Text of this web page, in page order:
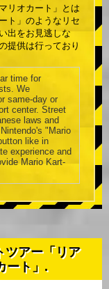
リオカート」とは
ト」のようなリセ
出をお見逃しな
提供は行っており
time for
We
same-day or
center. Street
laws and
"Mario
like in
experience and
Mario Kart-
ツアー「リア
ート」.